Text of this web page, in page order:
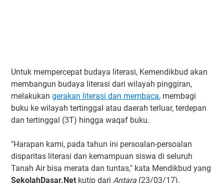
Untuk mempercepat budaya literasi, Kemendikbud akan
membangun budaya literasi dari wilayah pinggiran,
melakukan gerakan literasi dan membaca, membagi
buku ke wilayah tertinggal atau daerah terluar, terdepan
dan tertinggal (3T) hingga waqaf buku.
"Harapan kami, pada tahun ini persoalan-persoalan
disparitas literasi dan kemampuan siswa di seluruh
Tanah Air bisa merata dan tuntas," kata Mendikbud yang
SekolahDasar.Net kutip dari Antara (23/03/17).